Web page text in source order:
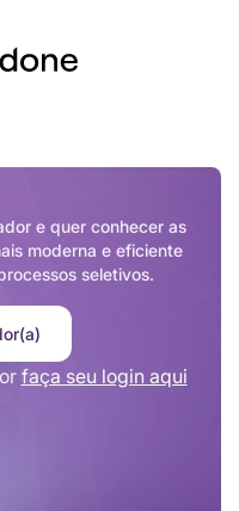
e quer conhecer as
moderna e eficiente
seletivos.
faça seu login aqui